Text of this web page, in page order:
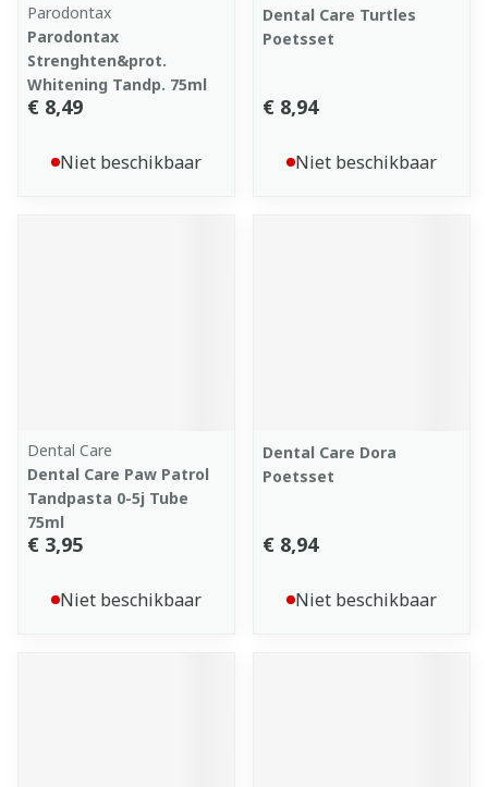
Parodontax
Parodontax
Strenghten&prot.
Whitening Tandp. 75ml
€ 8,49
Niet beschikbaar
Dental Care Turtles
Poetsset
€ 8,94
Niet beschikbaar
Dental Care
Dental Care Paw Patrol
Tandpasta 0-5j Tube
75ml
€ 3,95
Niet beschikbaar
Dental Care Dora
Poetsset
€ 8,94
Niet beschikbaar